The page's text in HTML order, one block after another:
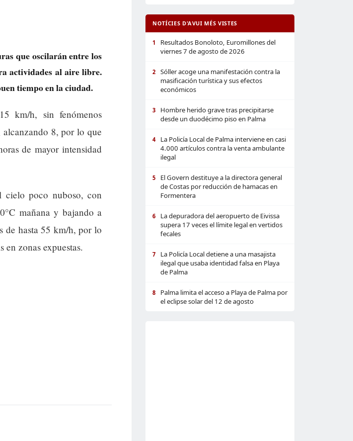
que oscilarán entre los
actividades al aire libre.
tiempo en la ciudad.
km/h, sin fenómenos
alcanzando 8, por lo que
de mayor intensidad
cielo poco nuboso, con
mañana y bajando a
de hasta 55 km/h, por lo
en zonas expuestas.
NOTÍCIES D'AVUI MÉS VISTES
1
Resultados Bonoloto, Euromillones del
viernes 7 de agosto de 2026
2
Sóller acoge una manifestación contra la
masificación turística y sus efectos
económicos
3
Hombre herido grave tras precipitarse
desde un duodécimo piso en Palma
4
La Policía Local de Palma interviene en casi
4.000 artículos contra la venta ambulante
ilegal
5
El Govern destituye a la directora general
de Costas por reducción de hamacas en
Formentera
6
La depuradora del aeropuerto de Eivissa
supera 17 veces el límite legal en vertidos
fecales
7
La Policía Local detiene a una masajista
ilegal que usaba identidad falsa en Playa
de Palma
8
Palma limita el acceso a Playa de Palma por
el eclipse solar del 12 de agosto